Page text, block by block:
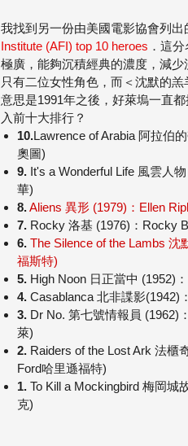
我找到另一份由美國電影協會列出
Institute (AFI) top 10 heroes ．這
極廣，能夠沉積經典的濃度，減
只有二位女性角色，而＜沈默的
意思是1991年之後，好萊塢一直
入前十大排行？
10.Lawrence of Arabia 阿拉伯
奧圖)
9. It's a Wonderful Life 風雲人
華)
8.Aliens 異形 (1979)：Ellen
7. Rocky 洛基 (1976)：Rocky
6. The Silence of the Lambs 沈
福斯特)
5. High Noon 日正當中 (1952)
4. Casablanca 北非諜影(1942)
3. Dr No. 第七號情報員 (1962)
萊)
2. Raiders of the Lost Ark 法櫃
Ford哈里遜福特)
1. To Kill a Mockingbird 梅岡城
克)